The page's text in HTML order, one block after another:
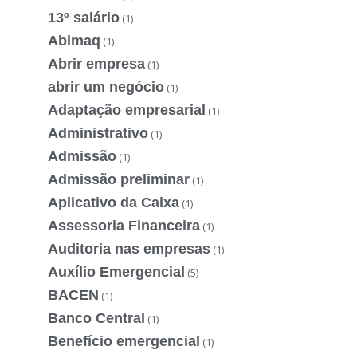
13º salário (1)
Abimaq (1)
Abrir empresa (1)
abrir um negócio (1)
Adaptação empresarial (1)
Administrativo (1)
Admissão (1)
Admissão preliminar (1)
Aplicativo da Caixa (1)
Assessoria Financeira (1)
Auditoria nas empresas (1)
Auxílio Emergencial (5)
BACEN (1)
Banco Central (1)
Benefício emergencial (1)